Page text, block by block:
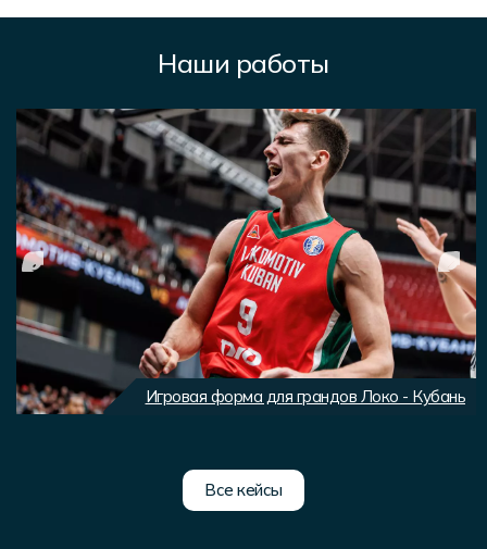
Наши работы
Игровая форма для грандов Локо - Кубань
Все кейсы